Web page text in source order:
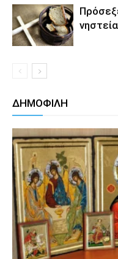
ΔΗΜΟΦΙΛΗ